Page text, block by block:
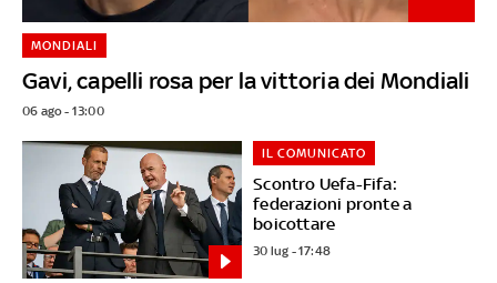
Gavi, capelli rosa per la vittoria dei Mondiali
MONDIALI
06 ago - 13:00
Scontro Uefa-Fifa:
federazioni pronte a
boicottare
IL COMUNICATO
30 lug - 17:48